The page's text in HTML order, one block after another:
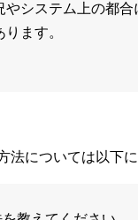
やシステム上の都合
ます。
法については以下に